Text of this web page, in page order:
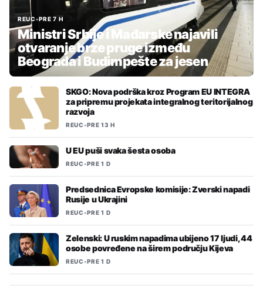
REUC•PRE 7 H
Ministri Srbije i Mađarske najavili
otvaranje brze pruge između
Beograda i Budimpešte za jesen
SKGO: Nova podrška kroz Program EU INTEGRA
za pripremu projekata integralnog teritorijalnog
razvoja
REUC•PRE 13 H
U EU puši svaka šesta osoba
REUC•PRE 1 D
Predsednica Evropske komisije: Zverski napadi
Rusije u Ukrajini
REUC•PRE 1 D
Zelenski: U ruskim napadima ubijeno 17 ljudi, 44
osobe povređene na širem području Kijeva
REUC•PRE 1 D